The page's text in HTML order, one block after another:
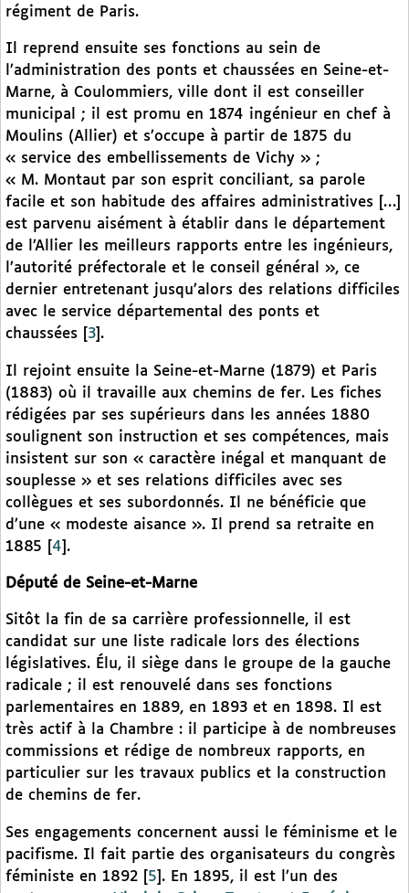
régiment de Paris.
Il reprend ensuite ses fonctions au sein de
l’administration des ponts et chaussées en Seine-et-
Marne, à Coulommiers, ville dont il est conseiller
municipal ; il est promu en 1874 ingénieur en chef à
Moulins (Allier) et s’occupe à partir de 1875 du
« service des embellissements de Vichy » ;
« M. Montaut par son esprit conciliant, sa parole
facile et son habitude des affaires administratives […]
est parvenu aisément à établir dans le département
de l’Allier les meilleurs rapports entre les ingénieurs,
l’autorité préfectorale et le conseil général », ce
dernier entretenant jusqu’alors des relations difficiles
avec le service départemental des ponts et
chaussées
3 .
Il rejoint ensuite la Seine-et-Marne (1879) et Paris
(1883) où il travaille aux chemins de fer. Les fiches
rédigées par ses supérieurs dans les années 1880
soulignent son instruction et ses compétences, mais
insistent sur son « caractère inégal et manquant de
souplesse » et ses relations difficiles avec ses
collègues et ses subordonnés. Il ne bénéficie que
d’une « modeste aisance ». Il prend sa retraite en
1885
4 .
Député de Seine-et-Marne
Sitôt la fin de sa carrière professionnelle, il est
candidat sur une liste radicale lors des élections
législatives. Élu, il siège dans le groupe de la gauche
radicale ; il est renouvelé dans ses fonctions
parlementaires en 1889, en 1893 et en 1898. Il est
très actif à la Chambre : il participe à de nombreuses
commissions et rédige de nombreux rapports, en
particulier sur les travaux publics et la construction
de chemins de fer.
Ses engagements concernent aussi le féminisme et le
pacifisme. Il fait partie des organisateurs du congrès
féministe en 1892
5 . En 1895, il est l’un des